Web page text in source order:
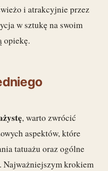
i atrakcyjnie przez
w sztukę na swoim
opiekę.
, warto zwrócić
aspektów, które
tatuażu oraz ogólne
Najważniejszym krokiem